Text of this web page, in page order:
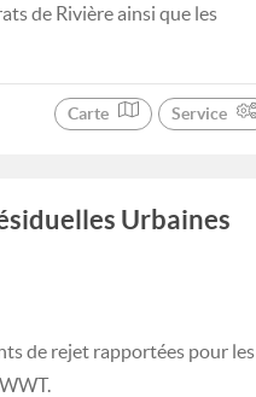
de Rivière ainsi que les
Carte Service
Urbaines
de rejet rapportées pour les